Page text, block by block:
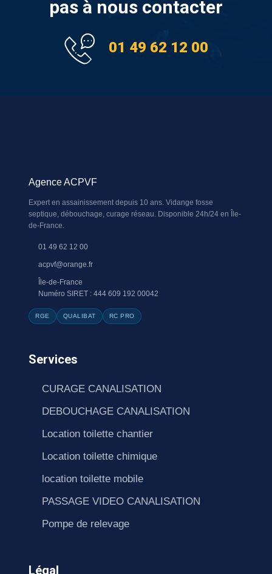
pas à nous contacter
01 49 62 12 00
Agence ACPVF
Expert en assainissement depuis 10 ans. Vidange fosse
septique, débouchage, curage réseau. Disponible 24h/24 en Île-
de-France.
01 49 62 12 00
acpvf@orange.fr
Île-de-France
Numéro SIRET : 444 609 192 00042
RGE QUALIBAT RC PRO
Services
CURAGE CANALISATION
DEBOUCHAGE CANALISATION
Location toilette chantier
Location toilette chimique
location toilette mobile
PASSAGE VIDEO CANALISATION
Pompe de relevage
Légal